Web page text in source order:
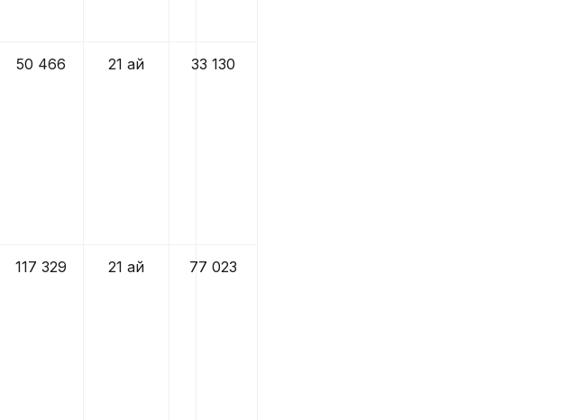
50 466 21 ай 33 130
117 329 21 ай 77 023